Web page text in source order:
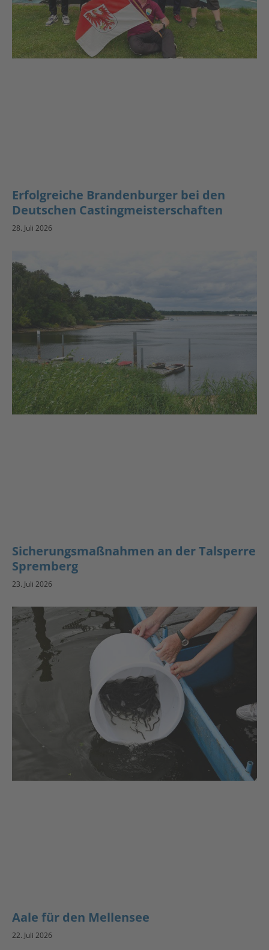
Erfolgreiche Brandenburger bei den
Deutschen Castingmeisterschaften
28. Juli 2026
Sicherungsmaßnahmen an der Talsperre
Spremberg
23. Juli 2026
Aale für den Mellensee
22. Juli 2026